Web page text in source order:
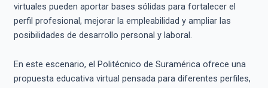
virtuales pueden aportar bases sólidas para fortalecer el
perfil profesional, mejorar la empleabilidad y ampliar las
posibilidades de desarrollo personal y laboral.
En este escenario, el Politécnico de Suramérica ofrece una
propuesta educativa virtual pensada para diferentes perfiles,